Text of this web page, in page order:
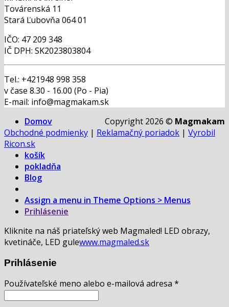
Továrenská 11
Stará Ľubovňa 064 01
IČO: 47 209 348
IČ DPH: SK2023803804
Tel.: +421948 998 358
v čase 8.30 - 16.00 (Po - Pia)
E-mail: info@magmakam.sk
Copyright 2026 © Magmakam
Obchodné podmienky | Reklamačný poriadok | Vyrobil
Ricon.sk
Domov
košík
pokladňa
Blog
Assign a menu in Theme Options > Menus
Prihlásenie
Kliknite na náš priateľský web Magmaled! LED obrazy,
kvetináče, LED gulewww.magmaled.sk
Prihlásenie
Používateľské meno alebo e-mailová adresa *